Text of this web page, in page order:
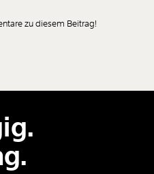
öffentlich zugänglich angezeigt.
zu diesem Beitrag!